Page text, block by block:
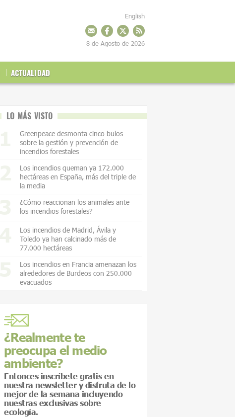
ACTUALIDAD
English
8 de Agosto de 2026
LO MÁS VISTO
Greenpeace desmonta cinco bulos
sobre la gestión y prevención de
incendios forestales
Los incendios queman ya 172.000
hectáreas en España, más del triple de
la media
¿Cómo reaccionan los animales ante
los incendios forestales?
Los incendios de Madrid, Ávila y
Toledo ya han calcinado más de
77.000 hectáreas
Los incendios en Francia amenazan los
alrededores de Burdeos con 250.000
evacuados
¿Realmente te
preocupa el medio
ambiente?
Entonces inscríbete gratis en
nuestra newsletter y disfruta de lo
mejor de la semana incluyendo
nuestras exclusivas sobre
ecología.